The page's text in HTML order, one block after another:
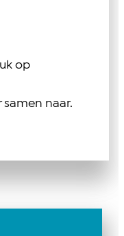
op
samen naar.